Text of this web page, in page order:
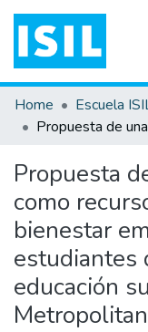
All of DSpace
Statistics
Documentos ▾
Home Escuela
Propuesta
como
bienestar
estudiantes
educación